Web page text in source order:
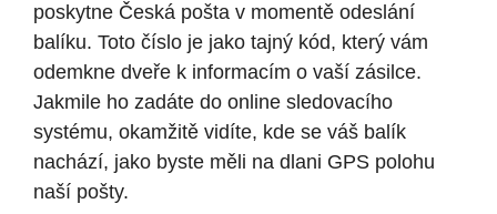
poskytne Česká pošta v momentě odeslání
balíku. Toto číslo je jako tajný kód, který vám
odemkne dveře k informacím o vaší zásilce.
Jakmile ho zadáte do online sledovacího
systému, okamžitě vidíte, kde se váš balík
nachází, jako byste měli na dlani GPS polohu
naší pošty.